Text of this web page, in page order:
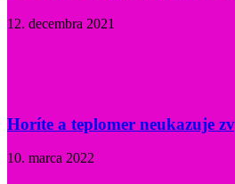
12. decembra 2021
Horíte a teplomer neukazuje
10. marca 2022